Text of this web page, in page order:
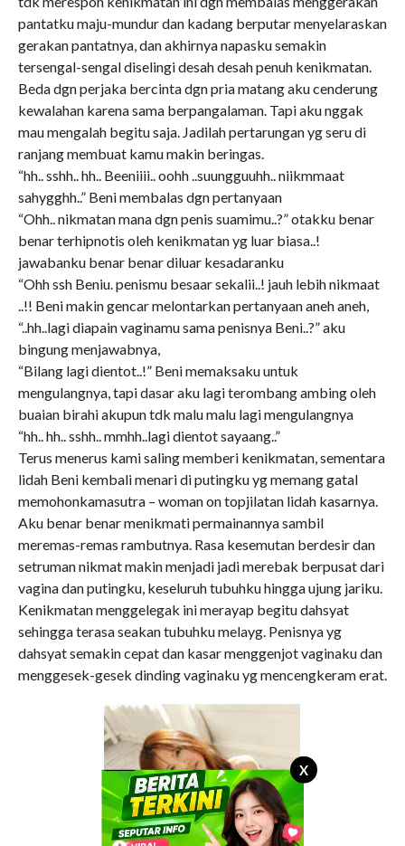
X
pantatku maju-mundur dan kadang berputar menyelaraskan
gerakan pantatnya, dan akhirnya napasku semakin
tersengal-sengal diselingi desah desah penuh kenikmatan.
Beda dgn perjaka bercinta dgn pria matang aku cenderung
kewalahan karena sama berpangalaman. Tapi aku nggak
mau mengalah begitu saja. Jadilah pertarungan yg seru di
ranjang membuat kamu makin beringas.
“hh.. sshh.. hh.. Beeniiii.. oohh ..suungguuhh.. niikmmaat
sahygghh..” Beni membalas dgn pertanyaan
“Ohh.. nikmatan mana dgn penis suamimu..?” otakku benar
benar terhipnotis oleh kenikmatan yg luar biasa..!
jawabanku benar benar diluar kesadaranku
“Ohh ssh Beniu. penismu besaar sekalii..! jauh lebih nikmaat
..!! Beni makin gencar melontarkan pertanyaan aneh aneh,
“..hh..lagi diapain vaginamu sama penisnya Beni..?” aku
bingung menjawabnya,
“Bilang lagi dientot..!” Beni memaksaku untuk
mengulangnya, tapi dasar aku lagi terombang ambing oleh
buaian birahi akupun tdk malu malu lagi mengulangnya
“hh.. hh.. sshh.. mmhh..lagi dientot sayaang..”
Terus menerus kami saling memberi kenikmatan, sementara
lidah Beni kembali menari di putingku yg memang gatal
memohonkamasutra – woman on topjilatan lidah kasarnya.
Aku benar benar menikmati permainannya sambil
meremas-remas rambutnya. Rasa kesemutan berdesir dan
setruman nikmat makin menjadi jadi merebak berpusat dari
vagina dan putingku, keseluruh tubuhku hingga ujung jariku.
Kenikmatan menggelegak ini merayap begitu dahsyat
sehingga terasa seakan tubuhku melayg. Penisnya yg
dahsyat semakin cepat dan kasar menggenjot vaginaku dan
menggesek-gesek dinding vaginaku yg mencengkeram erat.